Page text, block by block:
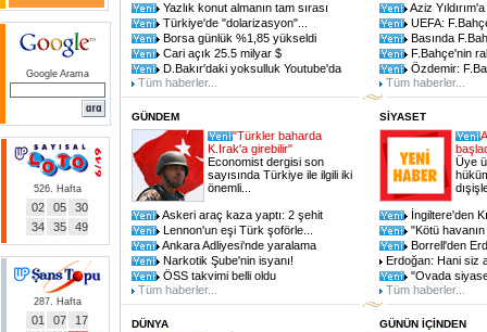
Yazlık konut almanın tam sırası
Türkiye'de "dolarizasyon"...
Borsa günlük %1,85 yükseldi
Cari açık 25.5 milyar $
D.Bakır'daki yoksulluk Youtube'da
Tüm haberler...
Aziz
UEFA:
Basında
F.Bahçe'nin
Özdemir:
Tüm haberler...
GÜNDEM
"Türkler baharda
K.Irak'a girebilir"
Economist dergisi son
sayısında Türkiye ile ilgili iki
önemli...
Askeri araç kaza yaptı: 2 şehit
Lennon'un eşi Türk şoförle...
Ankara Adliyesi'nde yaralama
Narkotik Şube'nin isyanı!
ÖSS takvimi belli oldu
Tüm haberler...
SİYASET
Üye
İngiltere'den
"Kötü
Borrell'den
Erdoğan: Hani siz
"Ovada
Tüm haberler...
DÜNYA GÜNÜN İÇİNDEN
Google Arama
526. Hafta
02 05
30
34
35 49
287. Hafta
01 07
17